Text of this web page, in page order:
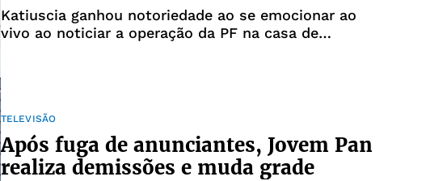
Katiuscia ganhou notoriedade ao se emocionar ao
vivo ao noticiar a operação da PF na casa de
TELEVISÃO
Após fuga de anunciantes, Jovem Pan
realiza demissões e muda grade